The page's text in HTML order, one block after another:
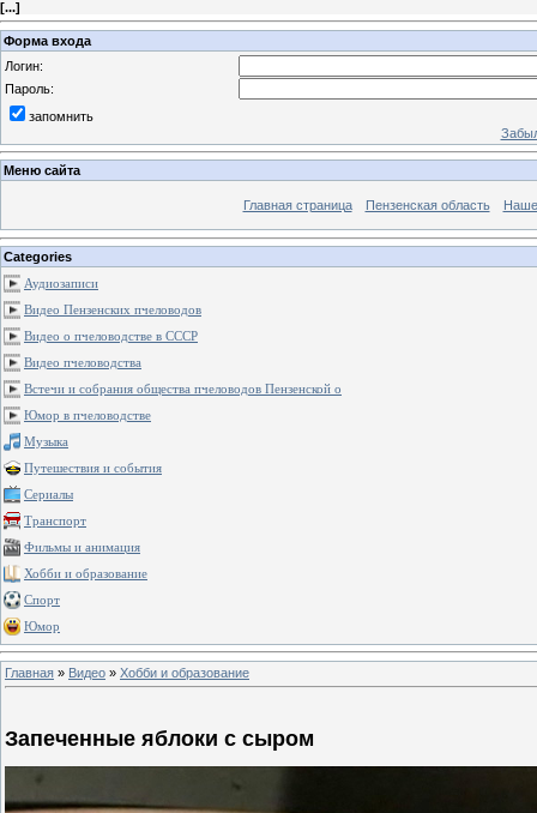
[...]
Форма входа
Логин:
Пароль:
запомнить
Меню сайта
Главная страница Пензенская область
Categories
Аудиозаписи
Видео Пензенских пчеловодов
Видео о пчеловодстве в СССР
Видео пчеловодства
Встечи и собрания общества пчеловодов Пензенской о
Юмор в пчеловодстве
Музыка
Путешествия и события
Сериалы
Транспорт
Фильмы и анимация
Хобби и образование
Спорт
Юмор
Главная » Видео » Хобби и образование
Запеченные яблоки с сыром